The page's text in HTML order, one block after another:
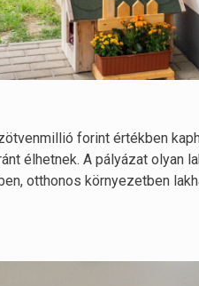
forint értékben
élhetnek. A pályázat olyan
otthonos környezetben